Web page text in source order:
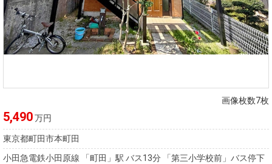
画像枚数7枚
5,490万円
東京都町田市本町田
小田急電鉄小田原線 「町田」駅 バス13分 「第三小学校前」バス停下